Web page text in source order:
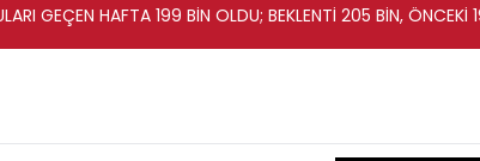
GEÇEN HAFTA 199 BİN OLDU; BEKLENTİ 205 BİN, ÖNCEKİ